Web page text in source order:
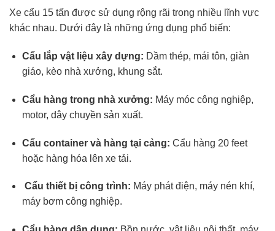
Xe cẩu 15 tấn được sử dụng rộng rãi trong nhiều lĩnh vực
khác nhau. Dưới đây là những ứng dụng phổ biến:
Cẩu lắp vật liệu xây dựng: Dầm thép, mái tôn, giàn
giáo, kèo nhà xưởng, khung sắt.
Cẩu hàng trong nhà xưởng: Máy móc công nghiệp,
motor, dây chuyền sản xuất.
Cẩu container và hàng tại cảng: Cẩu hàng 20 feet
hoặc hàng hóa lên xe tải.
Cẩu thiết bị công trình: Máy phát điện, máy nén khí,
máy bơm công nghiệp.